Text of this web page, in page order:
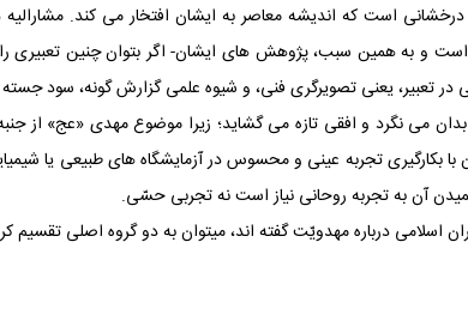
است که اندیشه معاصر به ایشان افتخار می‏ کند. مشارالیه
و به همین سبب، پژوهش های ایشان- اگر بتوان چنین تعبیری
تعبیر، یعنی تصویرگری فنی، و شیوه علمی گزارش‏ گونه، سود
می‏ نگرد و افقی تازه می‏ گشاید؛ زیرا موضوع مهدی «عج» از
تجربه عینی و محسوس در آزمایشگاه های طبیعی یا
آن به تجربه روحانی نیاز است نه تجربی حسّی.
اسلامی درباره مهدویّت گفته اند، می‏توان به دو گروه اصلی تقسیم